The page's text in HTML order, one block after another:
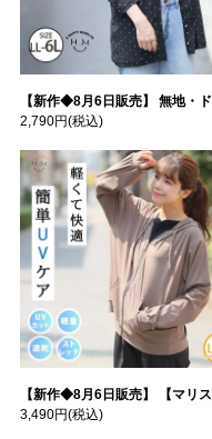
【新作◆8月6日販売】 無地・ドット柄から選べる 忍ばせ 活躍 シアー カーデ | 大きいサイズの通販ならハッピーマリリン
2,790円(税込)
【新作◆8月6日販売】 【マリスポーツ】 運動初心者さんのための フード付き パーカー | 大きいサイズの通販ならハッピーマリリン
3,490円(税込)